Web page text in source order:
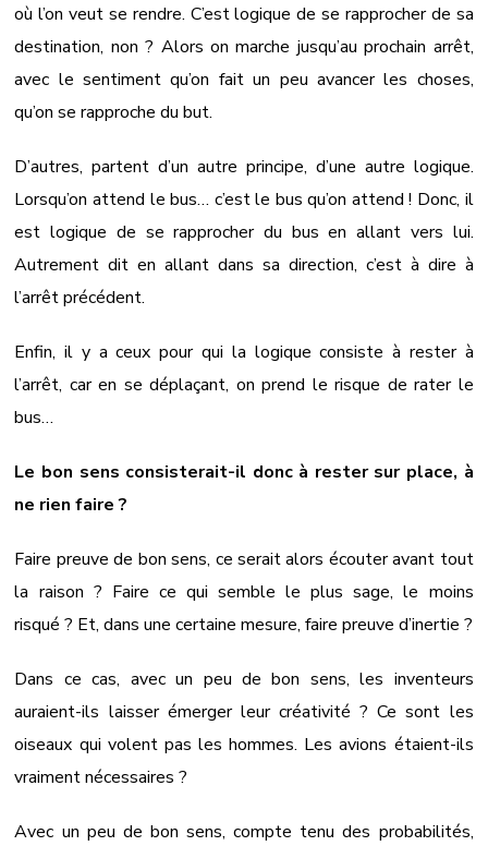
où l’on veut se rendre. C’est logique de se rapprocher de sa
destination, non ? Alors on marche jusqu’au prochain arrêt,
avec le sentiment qu’on fait un peu avancer les choses,
qu’on se rapproche du but.
D’autres, partent d’un autre principe, d’une autre logique.
Lorsqu’on attend le bus… c’est le bus qu’on attend ! Donc, il
est logique de se rapprocher du bus en allant vers lui.
Autrement dit en allant dans sa direction, c’est à dire à
l’arrêt précédent.
Enfin, il y a ceux pour qui la logique consiste à rester à
l’arrêt, car en se déplaçant, on prend le risque de rater le
bus…
Le bon sens consisterait-il donc à rester sur place, à
ne rien faire ?
Faire preuve de bon sens, ce serait alors écouter avant tout
la raison ? Faire ce qui semble le plus sage, le moins
risqué ? Et, dans une certaine mesure, faire preuve d’inertie ?
Dans ce cas, avec un peu de bon sens, les inventeurs
auraient-ils laisser émerger leur créativité ? Ce sont les
oiseaux qui volent pas les hommes. Les avions étaient-ils
vraiment nécessaires ?
Avec un peu de bon sens, compte tenu des probabilités,